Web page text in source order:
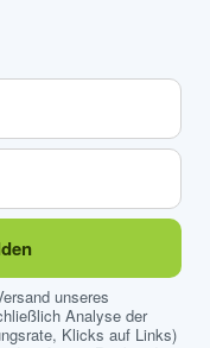
unseres
Analyse der
Klicks auf Links)